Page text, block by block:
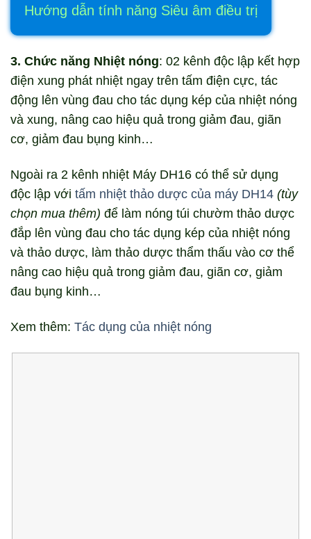
Hướng dẫn tính năng Siêu âm điều trị
3. Chức năng Nhiệt nóng: 02 kênh độc lập kết hợp
điện xung phát nhiệt ngay trên tấm điện cực, tác
động lên vùng đau cho tác dụng kép của nhiệt nóng
và xung, nâng cao hiệu quả trong giảm đau, giãn
cơ, giảm đau bụng kinh…
Ngoài ra 2 kênh nhiệt Máy DH16 có thể sử dụng
độc lập với tấm nhiệt thảo dược của máy DH14 (tùy
chọn mua thêm) để làm nóng túi chườm thảo dược
đắp lên vùng đau cho tác dụng kép của nhiệt nóng
và thảo dược, làm thảo dược thẩm thấu vào cơ thể
nâng cao hiệu quả trong giảm đau, giãn cơ, giảm
đau bụng kinh…
Xem thêm: Tác dụng của nhiệt nóng